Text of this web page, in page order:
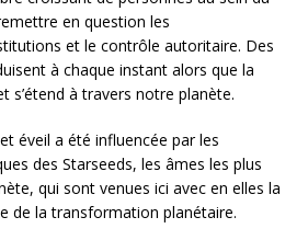
en question les
et le contrôle autoritaire. Des
à chaque instant alors que la
s’étend à travers notre planète.
éveil a été influencée par les
des Starseeds, les âmes les plus
qui sont venues ici avec en elles la
de la transformation planétaire.